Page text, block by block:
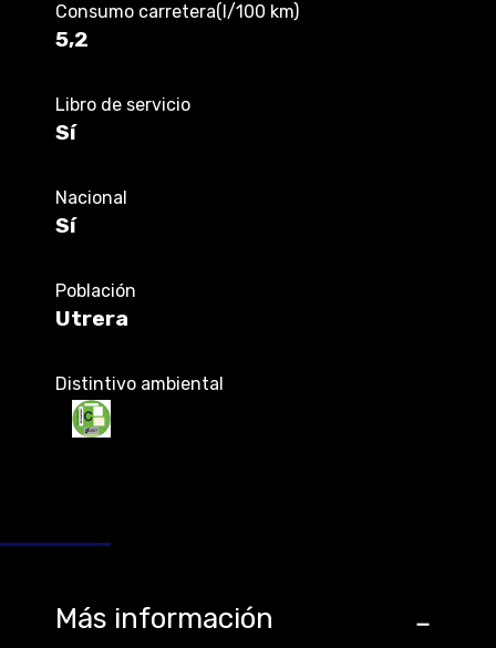
Consumo carretera(l/100 km)
5,2
Libro de servicio
Sí
Nacional
Sí
Población
Utrera
Distintivo ambiental
Más información